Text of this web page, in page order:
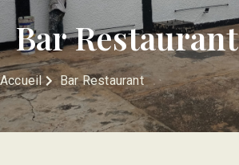
Bar Restaurant
Accueil Bar Restaurant